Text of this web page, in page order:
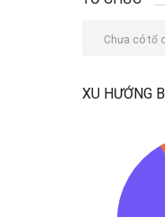
Chưa có tổ
XU HƯỚNG